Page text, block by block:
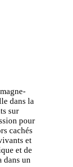
dans la
sur
pour
cachés
et
et de
dans un